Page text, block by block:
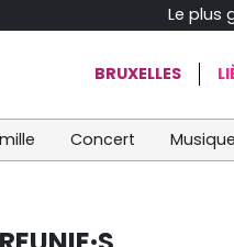
Le plus
BRUXELLES
Concert